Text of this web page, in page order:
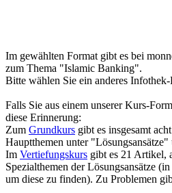
Im gewählten Format gibt es bei
zum Thema "Islamic Banking".
Bitte wählen Sie ein anderes Infothek-
Falls Sie aus einem unserer Kurs-
diese Erinnerung:
Zum Grundkurs gibt es insgesamt
Hauptthemen unter
Im Vertiefungskurs gibt es 21 Artikel,
Spezialthemen der Lösungsansätze
um diese zu finden). Zu Problemen